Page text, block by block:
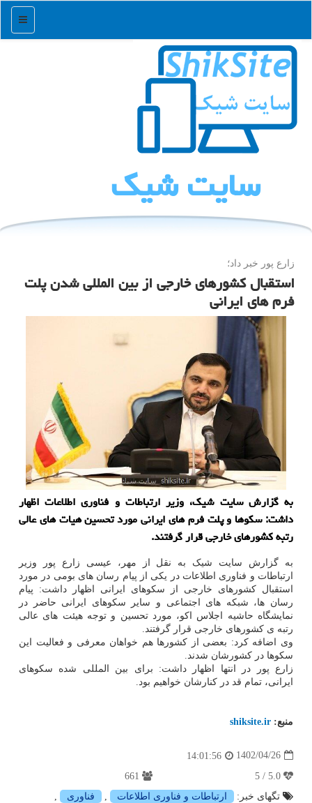
منو
سایت شیك
زارع پور خبر داد؛
استقبال کشورهای خارجی از بین المللی شدن پلت
فرم های ایرانی
به گزارش سایت شیک، وزیر ارتباطات و فناوری اطلاعات اظهار
داشت: سکوها و پلت فرم های ایرانی مورد تحسین هیات های عالی
رتبه کشورهای خارجی قرار گرفتند.
به گزارش سایت شیک به نقل از مهر، عیسی زارع پور وزیر
ارتباطات و فناوری اطلاعات در یکی از پیام رسان های بومی در مورد
استقبال کشورهای خارجی از سکوهای ایرانی اظهار داشت: پیام
رسان ها، شبکه های اجتماعی و سایر سکوهای ایرانی حاضر در
نمایشگاه حاشیه اجلاس اکو، مورد تحسین و توجه هیئت های عالی
رتبه ی کشورهای خارجی قرار گرفتند.
وی اضافه کرد: بعضی از کشورها هم خواهان معرفی و فعالیت این
سکوها در کشورشان شدند.
زارع پور در انتها اظهار داشت: برای بین المللی شده سکوهای
ایرانی، تمام قد در کنارشان خواهیم بود.
منبع: shiksite.ir
1402/04/26
14:01:56
تگهای خبر:
ارتباطات و فناوری اطلاعات , فناوری
,